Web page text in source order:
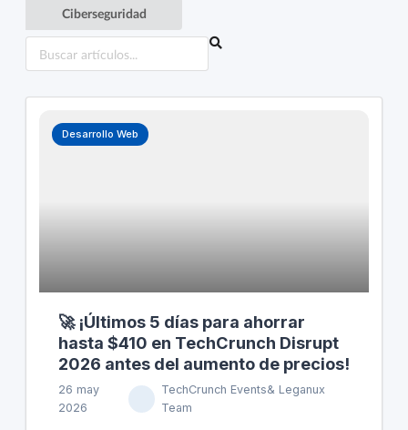
Ciberseguridad
Desarrollo Web
🚀 ¡Últimos 5 días para ahorrar
hasta $410 en TechCrunch Disrupt
2026 antes del aumento de precios!
26 may
2026
TechCrunch Events& Leganux
Team